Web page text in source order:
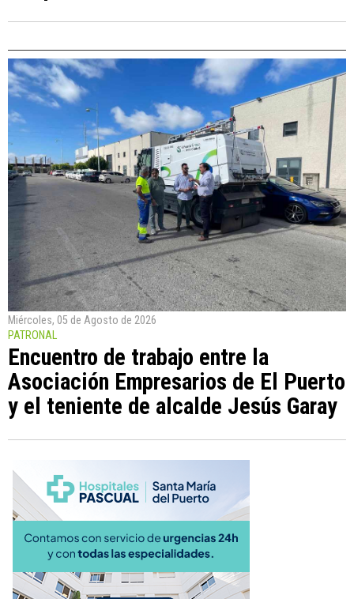
Miércoles, 05 de Agosto de 2026
PATRONAL
Encuentro de trabajo entre la
Asociación Empresarios de El Puerto
y el teniente de alcalde Jesús Garay